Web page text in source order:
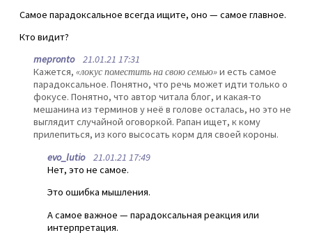
Самое парадоксальное всегда ищите, оно — самое главное.
Кто видит?
mepronto21.01.21 17:31
Кажется, «локус поместить на свою семью»и есть самое
парадоксальное. Понятно, что речь может идти только о
фокусе. Понятно, что автор читала блог, и какая-то
мешанина из терминов у неё в голове осталась, но это не
выглядит случайной оговоркой. Рапан ищет, к кому
прилепиться, из кого высосать корм для своей короны.
evo_lutio21.01.21 17:49
Нет, это не самое.
Это ошибка мышления.
А самое важное — парадоксальная реакция или
интерпретация.